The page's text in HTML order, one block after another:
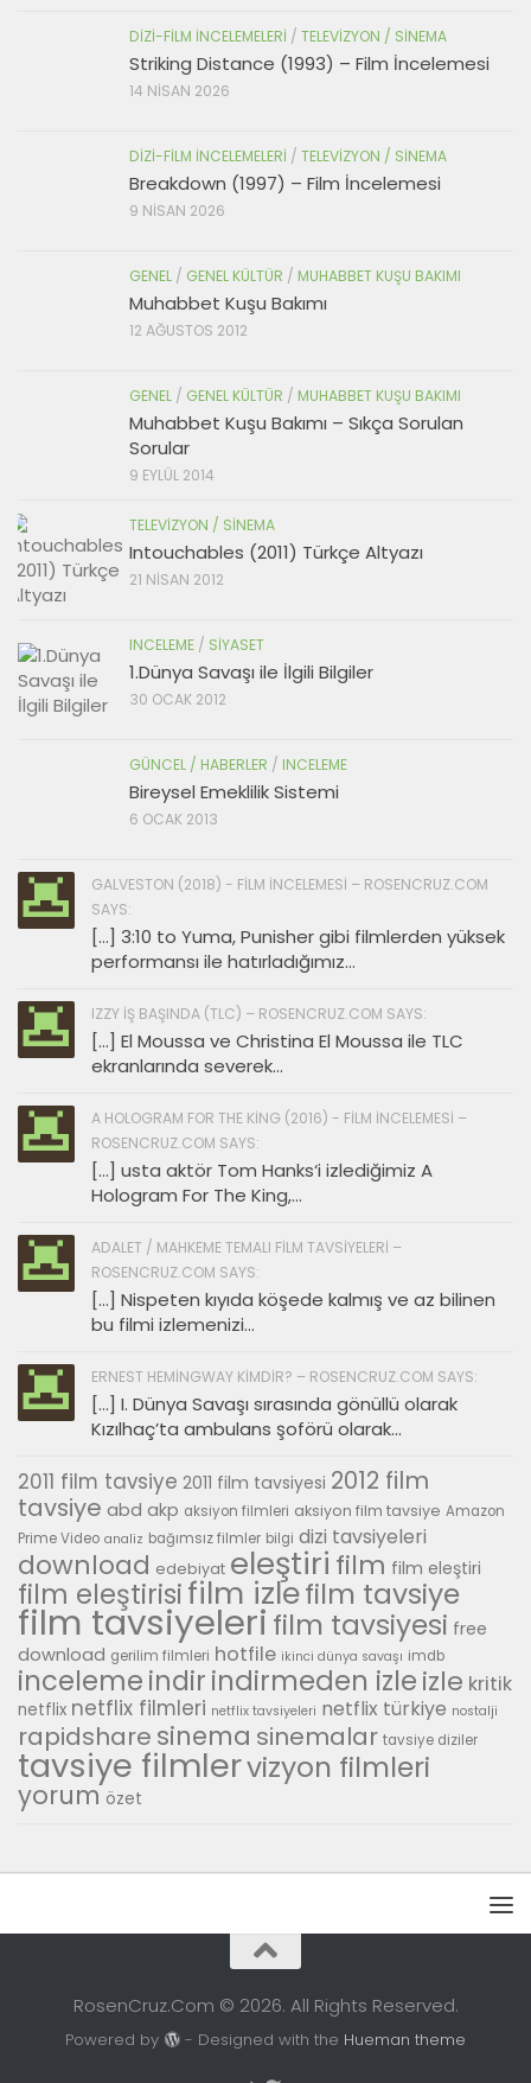
DIZI-FILM İNCELEMELERI / TELEVIZYON / SINEMA
Striking Distance (1993) – Film İncelemesi
14 NISAN 2026
DIZI-FILM İNCELEMELERI / TELEVIZYON / SINEMA
Breakdown (1997) – Film İncelemesi
9 NISAN 2026
GENEL / GENEL KÜLTÜR / MUHABBET KUŞU BAKIMI
Muhabbet Kuşu Bakımı
12 AĞUSTOS 2012
GENEL / GENEL KÜLTÜR / MUHABBET KUŞU BAKIMI
Muhabbet Kuşu Bakımı – Sıkça Sorulan
Sorular
9 EYLÜL 2014
TELEVIZYON / SINEMA
Intouchables (2011) Türkçe Altyazı
21 NISAN 2012
INCELEME / SIYASET
1.Dünya Savaşı ile İlgili Bilgiler
30 OCAK 2012
GÜNCEL / HABERLER / INCELEME
Bireysel Emeklilik Sistemi
6 OCAK 2013
GALVESTON (2018) - FILM İNCELEMESI – ROSENCRUZ.COM
SAYS:
[…] 3:10 to Yuma, Punisher gibi filmlerden yüksek
performansı ile hatırladığımız...
IZZY İŞ BAŞINDA (TLC) – ROSENCRUZ.COM SAYS:
[…] El Moussa ve Christina El Moussa ile TLC
ekranlarında severek...
A HOLOGRAM FOR THE KING (2016) - FILM İNCELEMESI –
ROSENCRUZ.COM SAYS:
[…] usta aktör Tom Hanks‘i izlediğimiz A
Hologram For The King,...
ADALET / MAHKEME TEMALI FILM TAVSIYELERI –
ROSENCRUZ.COM SAYS:
[…] Nispeten kıyıda köşede kalmış ve az bilinen
bu filmi izlemenizi...
ERNEST HEMINGWAY KIMDIR? – ROSENCRUZ.COM SAYS:
[…] I. Dünya Savaşı sırasında gönüllü olarak
Kızılhaç’ta ambulans şoförü olarak...
2011 film tavsiye 2011 film tavsiyesi 2012 film
tavsiye abd akp aksiyon filmleri aksiyon film tavsiye Amazon
Prime Video analiz bağımsız filmler bilgi dizi tavsiyeleri
download edebiyat eleştiri film film eleştiri
film eleştirisifilm izlefilm tavsiye
film tavsiyeleri film tavsiyesi free
download gerilim filmleri hotfile ikinci dünya savaşı imdb
incelemeindirindirmeden izleizle kritik
netflix netflix filmleri netflix tavsiyeleri netflix türkiye nostalji
rapidshare sinema sinemalar tavsiye diziler
tavsiye filmlervizyon filmleri
yorum özet
RosenCruz.Com © 2026. All Rights Reserved.
Powered by - Designed with the Hueman theme